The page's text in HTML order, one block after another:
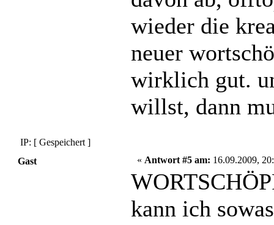
wieder die
neuer
wirklich gut.
willst, dann
IP: [ Gespeichert ]
Gast
« Antwort #5 am: 16.09.2009,
kann ich